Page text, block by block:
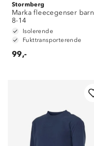
Stormberg
Marka fleecegenser barn
8-14
Isolerende
Fukttransporterende
99,-